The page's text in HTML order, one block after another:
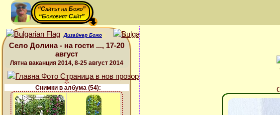
“Сайтът на Божо”
“Божовият Сайт”
Дизайнер Божо
Село Долина - на гости ..., 17-20
август
Лятна ваканция 2014, 8-25 август 2014
Снимки в албума (54):